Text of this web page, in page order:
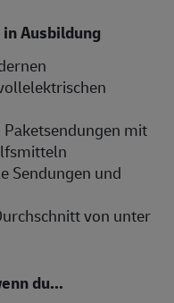
Ausbildung
mit
Sendungen und
von unter
du...